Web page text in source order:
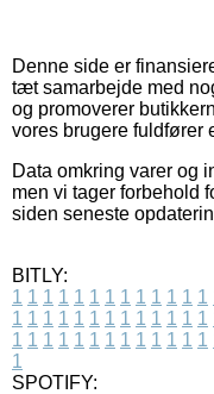
Denne side er
tæt samarbejde med
og promoverer
vores brugere fuldfører
Data omkring varer og
men vi tager forbehold
siden seneste
BITLY:
1 1 1 1 1 1 1 1 1 1 1 1 1
1 1 1 1 1 1 1 1 1 1 1 1 1
1 1 1 1 1 1 1 1 1 1 1 1 1
1
SPOTIFY: